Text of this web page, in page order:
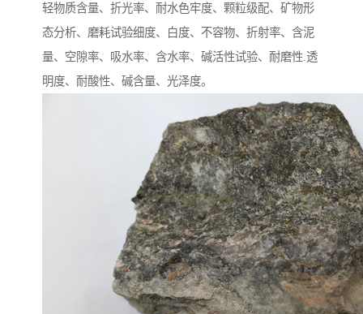
轻物质含量、折光率、耐水色牢度、颗粒级配、矿物形
态分析、磨耗试验细度、白度、不容物、折射率、含泥
量、空隙率、吸水率、含水率、碱活性试验、耐磨性.透
明度、耐酸性、碱含量、光泽度。